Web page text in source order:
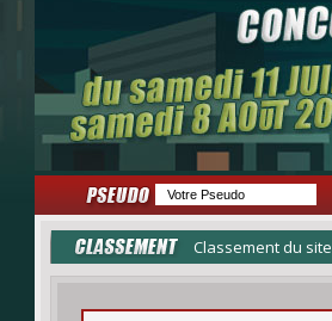
Classement du site